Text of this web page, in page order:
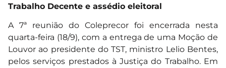
Trabalho Decente e assédio eleitoral
A 7ª reunião do Coleprecor foi encerrada nesta
quarta-feira (18/9), com a entrega de uma Moção de
Louvor ao presidente do TST, ministro Lelio Bentes,
pelos serviços prestados à Justiça do Trabalho. Em